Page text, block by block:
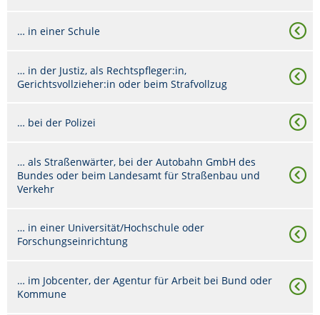
… in einer Schule
… in der Justiz, als Rechtspfleger:in,
Gerichtsvollzieher:in oder beim Strafvollzug
… bei der Polizei
… als Straßenwärter, bei der Autobahn GmbH des
Bundes oder beim Landesamt für Straßenbau und
Verkehr
… in einer Universität/Hochschule oder
Forschungseinrichtung
… im Jobcenter, der Agentur für Arbeit bei Bund oder
Kommune